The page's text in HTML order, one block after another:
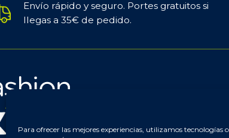
Para ofrecer las mejores experiencias, utilizamos tecnologías
Envío rápido y seguro. Portes gratuitos si
llegas a 35€ de pedido.